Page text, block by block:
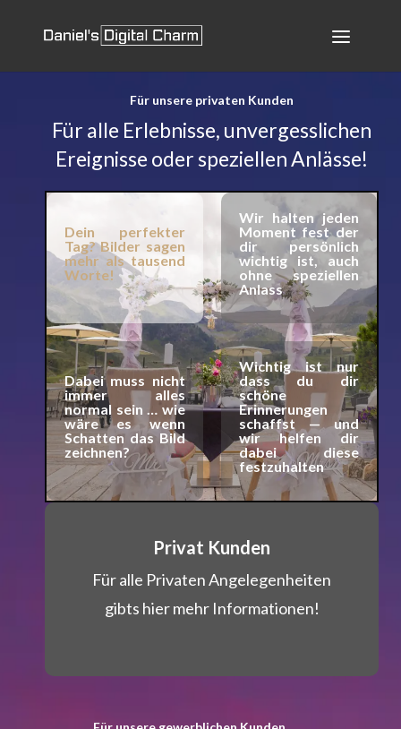
Für unsere privaten Kunden
Für alle Erleb­nisse, unvergesslichen
Ereignisse oder speziellen Anlässe!
Dein perfekter
Tag? Bilder sagen
mehr als tausend
Worte!
Wir halten jeden
Moment fest der
dir persönlich
wichtig ist, auch
ohne speziellen
Anlass
Dabei muss nicht
immer alles
normal sein … wie
wäre es wenn
Schatten das Bild
zeichnen?
Wichtig ist nur
dass du dir
schöne
Erinnerungen
schaffst — und
wir helfen dir
dabei diese
festzuhalten
Privat Kunden
Für alle Pri­vat­en Angele­gen­heit­en
gibts hier mehr Infor­ma­tio­nen!